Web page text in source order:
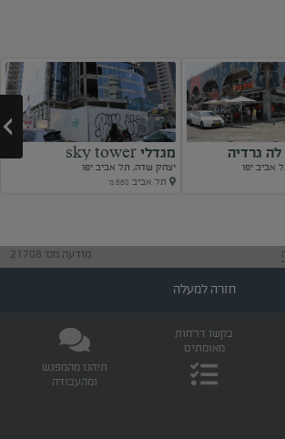
גרדיה מגדלי sky tower
יצחק שדה, תל אביב יפו
תל אביב 880 מ'
מודעה מס' 21708
חזרה למעלה
בקשו דו"חות
מאומתים
תיהנו מהמפגש
ומהעבודה